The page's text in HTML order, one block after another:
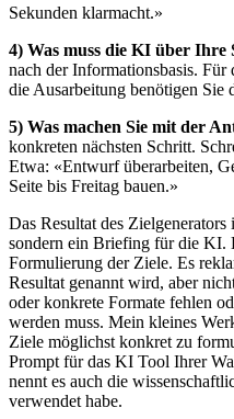
Sekunden klarmacht.»
4) Was muss die KI über Ihre
nach der Informationsbasis.
die Ausarbeitung benötigen Sie
5) Was machen Sie mit der
konkreten nächsten Schritt.
Etwa: «Entwurf überarbeiten,
Seite bis Freitag bauen.»
Das Resultat des
sondern ein Briefing für die KI.
Formulierung der Ziele. Es
Resultat genannt wird, aber
oder konkrete Formate fehlen
werden muss. Mein kleines
Ziele möglichst konkret zu
Prompt für das KI Tool Ihrer
nennt es auch die
verwendet habe.